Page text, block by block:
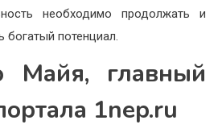
необходимо продолжать и
богатый потенциал.
Майя, главный
1nep.ru